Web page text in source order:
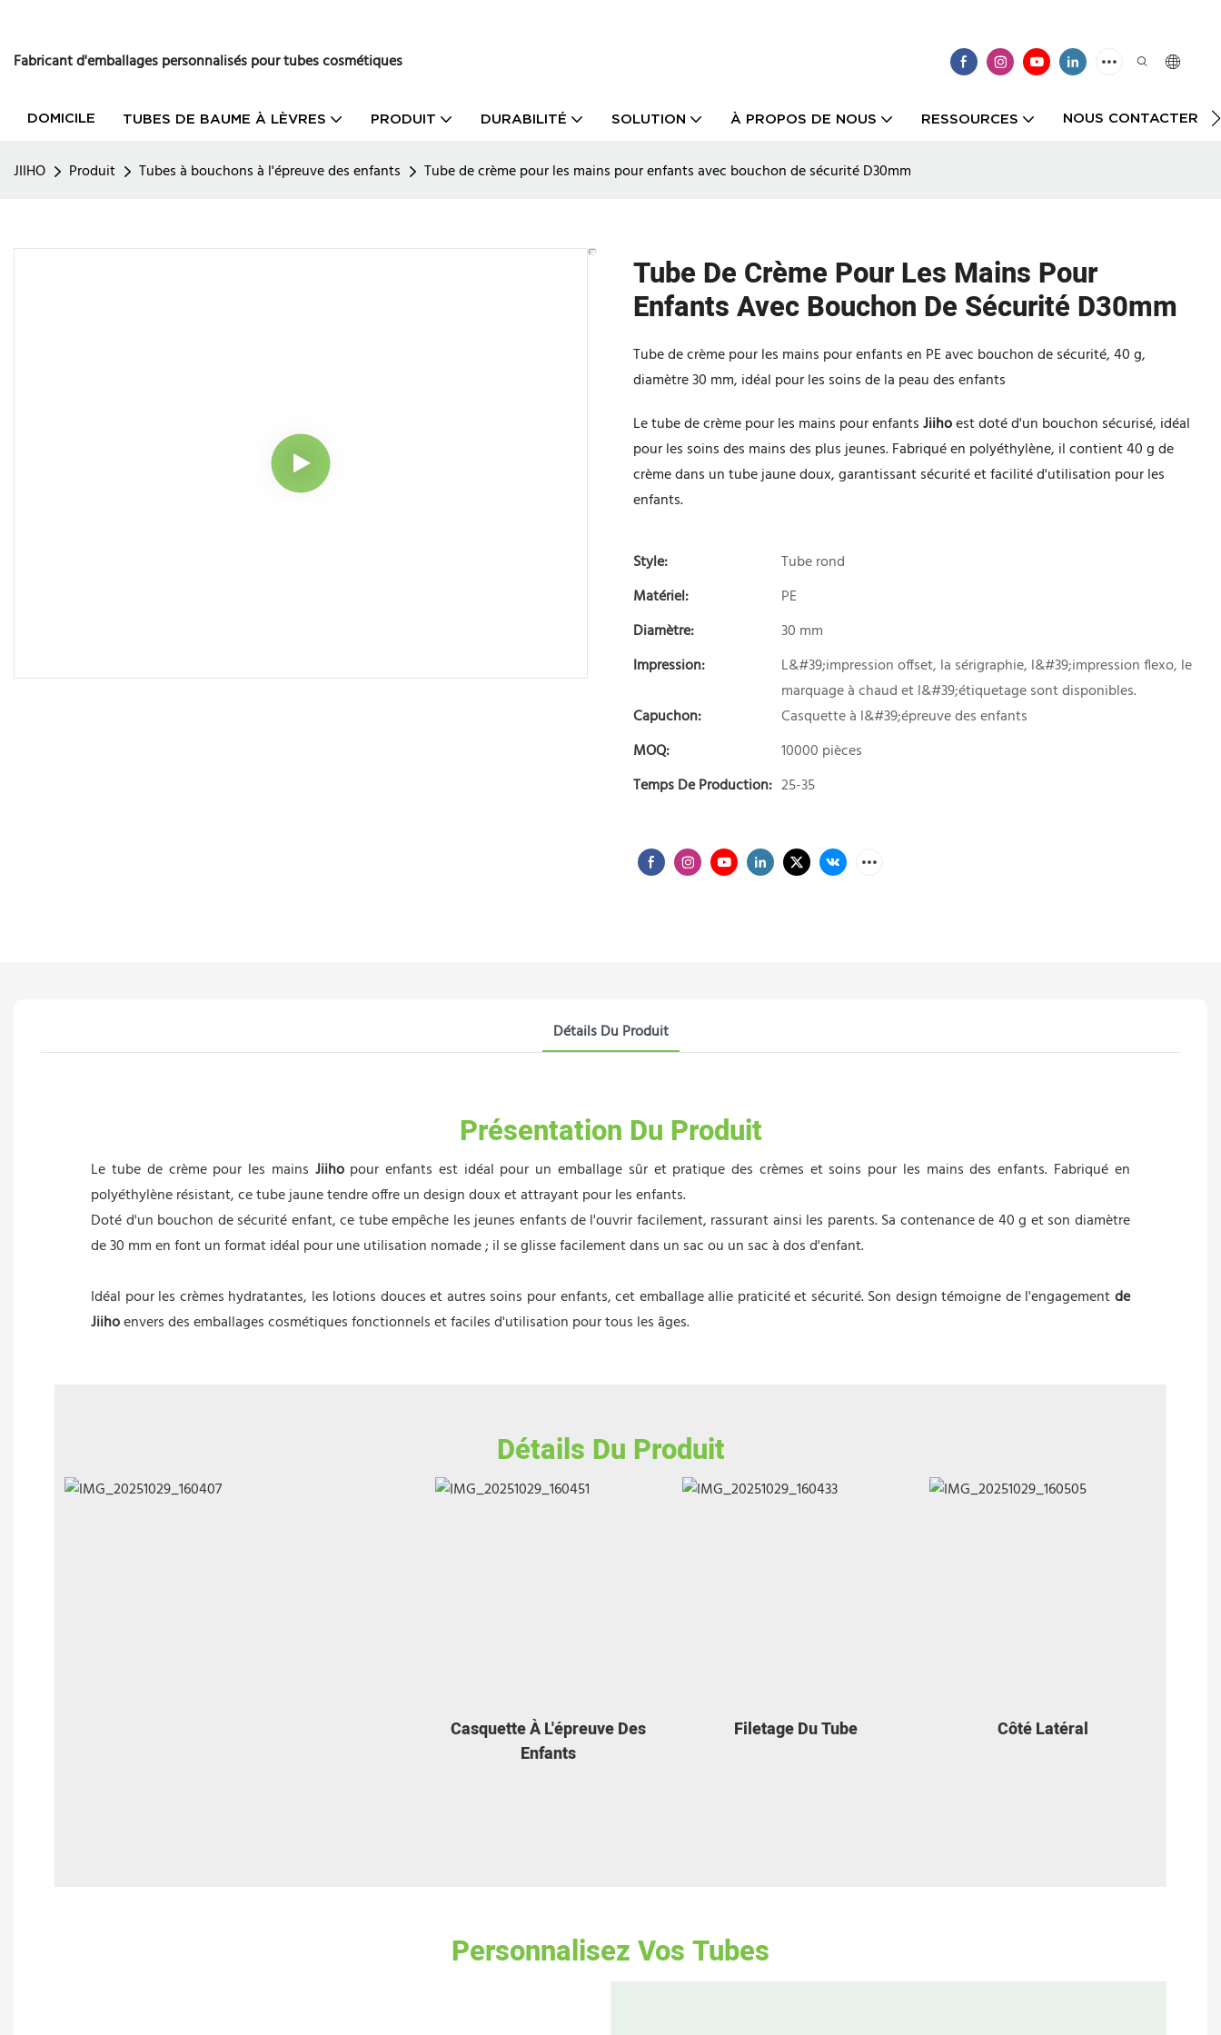
Fabricant d'emballages personnalisés pour tubes cosmétiques
DOMICILE TUBES DE BAUME À LÈVRES PRODUIT DURABILITÉ SOLUTION À PROPOS DE NOUS RESSOURCES NOUS CONTACTER
JIIHO Produit Tubes à bouchons à l'épreuve des enfants Tube de crème pour les mains pour enfants avec bouchon de sécurité D30mm
Tube De Crème Pour Les Mains Pour
Enfants Avec Bouchon De Sécurité D30mm
Tube de crème pour les mains pour enfants en PE avec bouchon de sécurité, 40 g,
diamètre 30 mm, idéal pour les soins de la peau des enfants
Le tube de crème pour les mains pour enfantsJiihoest doté d'un bouchon sécurisé, idéal
pour les soins des mains des plus jeunes. Fabriqué en polyéthylène, il contient 40 g de
crème dans un tube jaune doux, garantissant sécurité et facilité d'utilisation pour les
enfants.
Style:
Tube rond
Matériel:
PE
Diamètre:
30 mm
Impression:
L&#39;impression offset, la sérigraphie, l&#39;impression flexo, le
marquage à chaud et l&#39;étiquetage sont disponibles.
Capuchon:
Casquette à l&#39;épreuve des enfants
MOQ:
10000 pièces
Temps De Production: 25-35
Détails Du Produit
Présentation Du Produit
Le tube de crème pour les mains Jiihopour enfants est idéal pour un emballage sûr et pratique des crèmes et soins pour les mains des enfants. Fabriqué en
polyéthylène résistant, ce tube jaune tendre offre un design doux et attrayant pour les enfants.
Doté d'un bouchon de sécurité enfant, ce tube empêche les jeunes enfants de l'ouvrir facilement, rassurant ainsi les parents. Sa contenance de 40 g et son diamètre
de 30 mm en font un format idéal pour une utilisation nomade ; il se glisse facilement dans un sac ou un sac à dos d'enfant.
Idéal pour les crèmes hydratantes, les lotions douces et autres soins pour enfants, cet emballage allie praticité et sécurité. Son design témoigne de l'engagementde
Jiihoenvers des emballages cosmétiques fonctionnels et faciles d'utilisation pour tous les âges.
Détails Du Produit
Casquette À L'épreuve Des
Enfants
Filetage Du Tube Côté Latéral
Personnalisez Vos Tubes